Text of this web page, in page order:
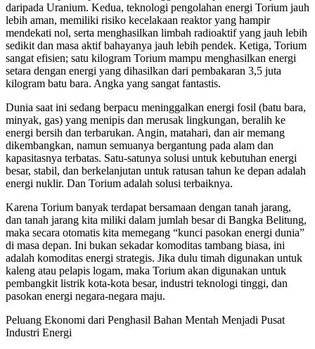
daripada Uranium. Kedua, teknologi pengolahan energi Torium jauh
lebih aman, memiliki risiko kecelakaan reaktor yang hampir
mendekati nol, serta menghasilkan limbah radioaktif yang jauh lebih
sedikit dan masa aktif bahayanya jauh lebih pendek. Ketiga, Torium
sangat efisien; satu kilogram Torium mampu menghasilkan energi
setara dengan energi yang dihasilkan dari pembakaran 3,5 juta
kilogram batu bara. Angka yang sangat fantastis.
Dunia saat ini sedang berpacu meninggalkan energi fosil (batu bara,
minyak, gas) yang menipis dan merusak lingkungan, beralih ke
energi bersih dan terbarukan. Angin, matahari, dan air memang
dikembangkan, namun semuanya bergantung pada alam dan
kapasitasnya terbatas. Satu-satunya solusi untuk kebutuhan energi
besar, stabil, dan berkelanjutan untuk ratusan tahun ke depan adalah
energi nuklir. Dan Torium adalah solusi terbaiknya.
Karena Torium banyak terdapat bersamaan dengan tanah jarang,
dan tanah jarang kita miliki dalam jumlah besar di Bangka Belitung,
maka secara otomatis kita memegang “kunci pasokan energi dunia”
di masa depan. Ini bukan sekadar komoditas tambang biasa, ini
adalah komoditas energi strategis. Jika dulu timah digunakan untuk
kaleng atau pelapis logam, maka Torium akan digunakan untuk
pembangkit listrik kota-kota besar, industri teknologi tinggi, dan
pasokan energi negara-negara maju.
Peluang Ekonomi dari Penghasil Bahan Mentah Menjadi Pusat
Industri Energi